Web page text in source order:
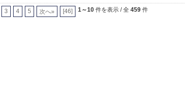
3 4 5 次へ» [46] 1～10 件を表示 / 全 459 件